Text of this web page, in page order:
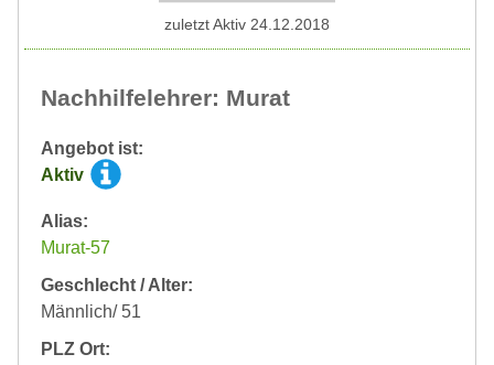
Nachhilfelehrer: Murat
Angebot ist:
Aktiv
Alias:
Murat-57
Geschlecht / Alter:
Männlich/ 51
PLZ Ort:
zuletzt Aktiv 24.12.2018